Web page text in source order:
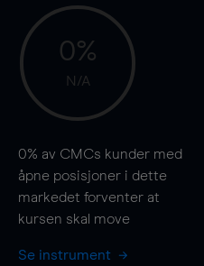
0%
N/A
0% av CMCs kunder med
åpne posisjoner i dette
markedet forventer at
kursen skal move
Se instrument